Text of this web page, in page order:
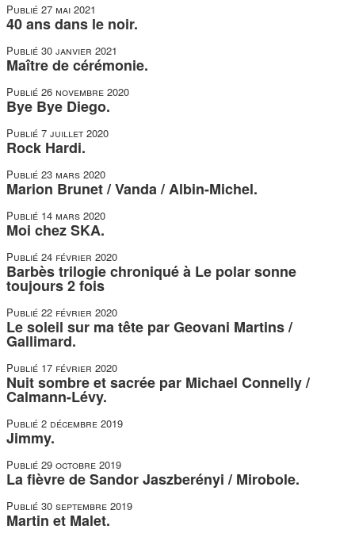
Publié 27 mai 2021
40 ans dans le noir.
Publié 30 janvier 2021
Maître de cérémonie.
Publié 26 novembre 2020
Bye Bye Diego.
Publié 7 juillet 2020
Rock Hardi.
Publié 23 mars 2020
Marion Brunet / Vanda / Albin-Michel.
Publié 14 mars 2020
Moi chez SKA.
Publié 24 février 2020
Barbès trilogie chroniqué à Le polar sonne
toujours 2 fois
Publié 22 février 2020
Le soleil sur ma tête par Geovani Martins /
Gallimard.
Publié 17 février 2020
Nuit sombre et sacrée par Michael Connelly /
Calmann-Lévy.
Publié 2 décembre 2019
Jimmy.
Publié 29 octobre 2019
La fièvre de Sandor Jaszberényi / Mirobole.
Publié 30 septembre 2019
Martin et Malet.